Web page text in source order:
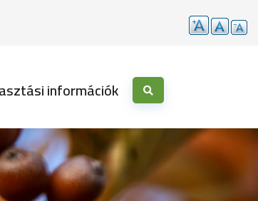
információk